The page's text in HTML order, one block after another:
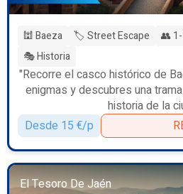
🕍 Baeza 🏷️ Street Escape 👥
🎭 Historia
"Recorre el casco histórico de
enigmas y descubres una
historia de la
Desde 15 €/p
El Tesoro De Jaén